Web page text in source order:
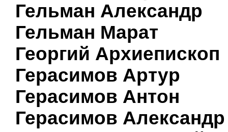
Гельман Александр
Гельман Марат
Георгий Архиепископ
Герасимов Артур
Герасимов Антон
Герасимов Александр